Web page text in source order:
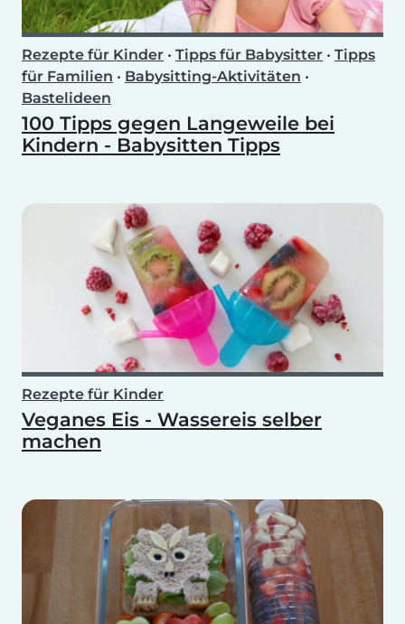
Rezepte für Kinder • Tipps für Babysitter • Tipps
für Familien • Babysitting-Aktivitäten •
Bastelideen
100 Tipps gegen Langeweile bei
Kindern - Babysitten Tipps
Rezepte für Kinder
Veganes Eis - Wassereis selber
machen